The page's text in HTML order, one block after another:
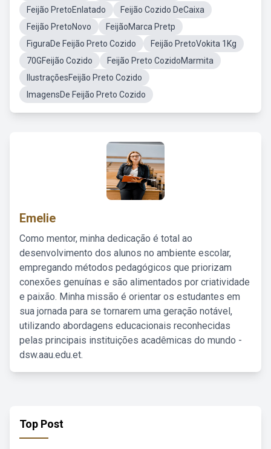
Feijão PretoEnlatado
Feijão Cozido DeCaixa
Feijão PretoNovo
FeijãoMarca Pretp
FiguraDe Feijão Preto Cozido
Feijão PretoVokita 1Kg
70GFeijão Cozido
Feijão Preto CozidoMarmita
IlustraçõesFeijão Preto Cozido
ImagensDe Feijão Preto Cozido
Emelie
Como mentor, minha dedicação é total ao
desenvolvimento dos alunos no ambiente escolar,
empregando métodos pedagógicos que priorizam
conexões genuínas e são alimentados por criatividade
e paixão. Minha missão é orientar os estudantes em
sua jornada para se tornarem uma geração notável,
utilizando abordagens educacionais reconhecidas
pelas principais instituições acadêmicas do mundo -
dsw.aau.edu.et.
Top Post